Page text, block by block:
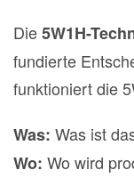
Die5W1H-
fundierte
funktioniert die
Was: Was ist
Wo: Wo wird